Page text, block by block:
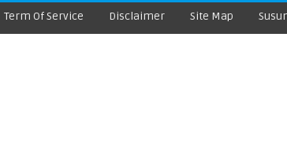
Term Of Service Disclaimer Site Map